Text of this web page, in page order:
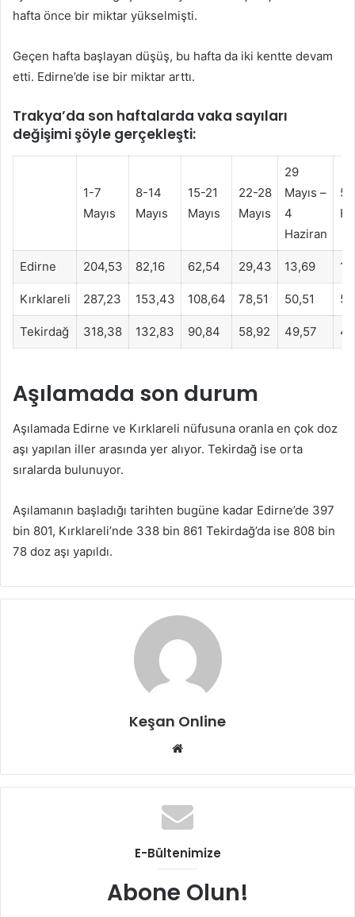
hafta önce bir miktar yükselmişti.
Geçen hafta başlayan düşüş, bu hafta da iki kentte devam
etti. Edirne’de ise bir miktar arttı.
Trakya’da son haftalarda vaka sayıları
değişimi şöyle gerçekleşti:
1-7
Mayıs
8-14
Mayıs
15-21
Mayıs
22-28
Mayıs
29
Mayıs –
4
Haziran
5-
Edirne 204,53 82,16 62,54 29,43 13,69
Kırklareli 287,23 153,43 108,64 78,51 50,51
Tekirdağ 318,38 132,83 90,84 58,92 49,57
Aşılamada son durum
Aşılamada Edirne ve Kırklareli nüfusuna oranla en çok doz
aşı yapılan iller arasında yer alıyor. Tekirdağ ise orta
sıralarda bulunuyor.
Aşılamanın başladığı tarihten bugüne kadar Edirne’de 397
bin 801, Kırklareli’nde 338 bin 861 Tekirdağ’da ise 808 bin
78 doz aşı yapıldı.
Keşan Online
Web
E-Bültenimize
Abone Olun!